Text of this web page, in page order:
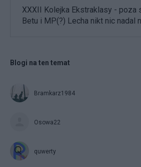
XXXII Kolejka Ekstraklasy - poza
Betu i MP(?) Lecha nikt nic nadal
Blogi na ten temat
Bramkarz1984
Osowa22
quwerty